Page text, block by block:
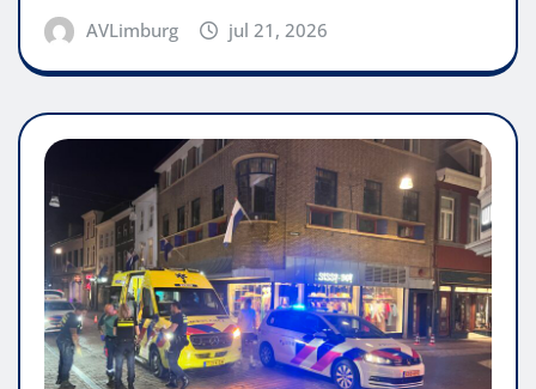
AVLimburg jul 21, 2026